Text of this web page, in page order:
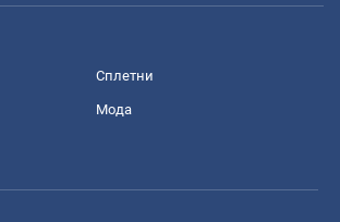
Сплетни
Мода